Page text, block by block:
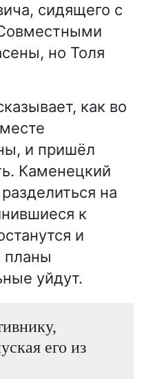
сидящего с
но Толя
как во
и пришёл
Каменецкий
на
к
и
планы
уйдут.
его из